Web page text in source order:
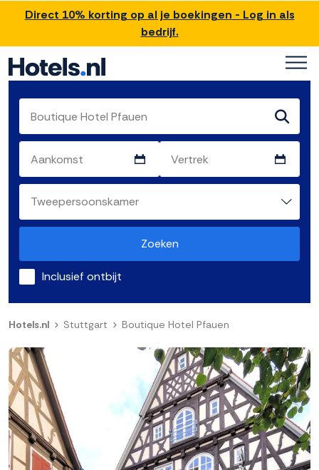
Direct 10% korting op al je boekingen - Log in als
bedrijf.
Zoeken
Inclusief ontbijt
Hotels.nl Stuttgart Boutique Hotel Pfauen